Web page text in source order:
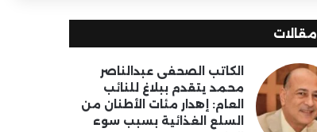
مقالات
الكاتب الصحفى عبدالناصر
محمد يتقدم ببلاغ للنائب
العام: إهدار مئات الأطنان من
السلع الغذائية بسبب سوء